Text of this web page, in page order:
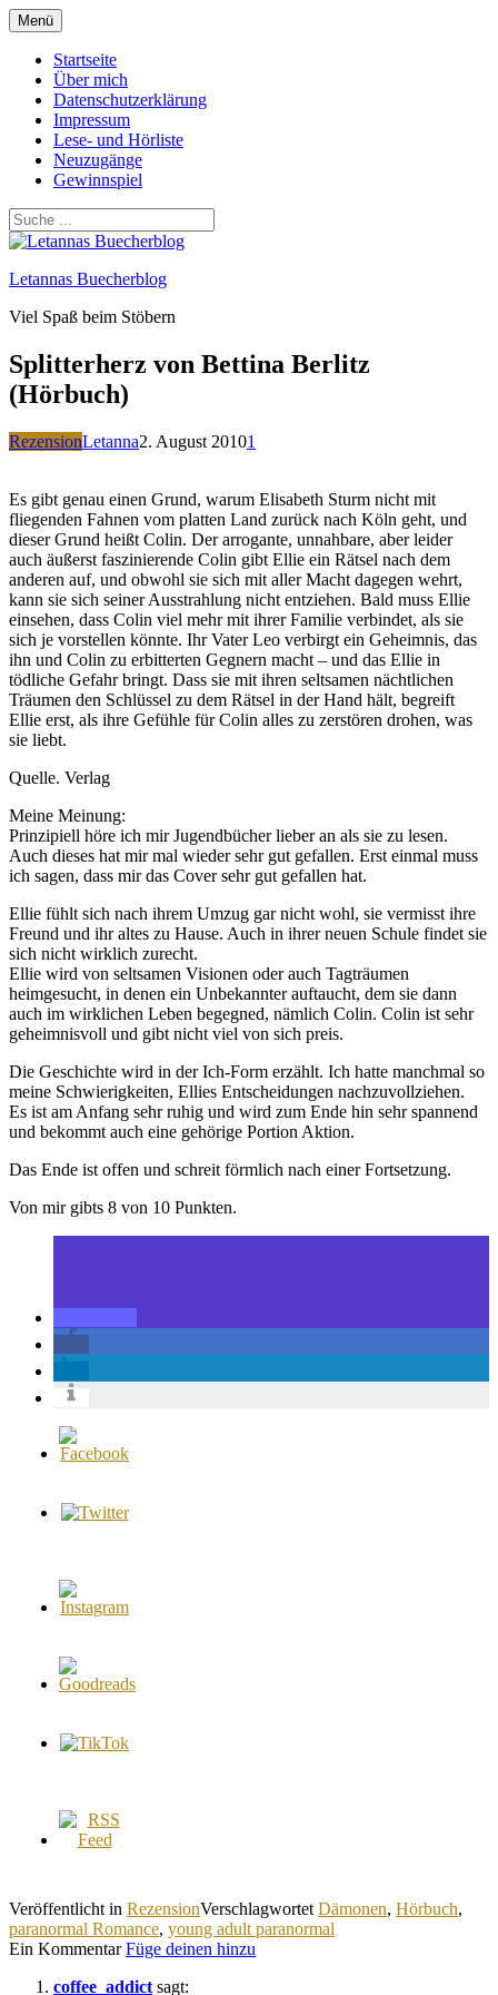
Zum
Inhalt
springen
Menü
Startseite
Über mich
Datenschutzerklärung
Impressum
Lese- und Hörliste
Neuzugänge
Gewinnspiel
Letannas Buecherblog
Viel Spaß beim Stöbern
Splitterherz von Bettina Berlitz
(Hörbuch)
RezensionLetanna2. August 20101
Es gibt genau einen Grund, warum Elisabeth Sturm nicht mit
fliegenden Fahnen vom platten Land zurück nach Köln geht, und
dieser Grund heißt Colin. Der arrogante, unnahbare, aber leider
auch äußerst faszinierende Colin gibt Ellie ein Rätsel nach dem
anderen auf, und obwohl sie sich mit aller Macht dagegen wehrt,
kann sie sich seiner Ausstrahlung nicht entziehen. Bald muss Ellie
einsehen, dass Colin viel mehr mit ihrer Familie verbindet, als sie
sich je vorstellen könnte. Ihr Vater Leo verbirgt ein Geheimnis, das
ihn und Colin zu erbitterten Gegnern macht – und das Ellie in
tödliche Gefahr bringt. Dass sie mit ihren seltsamen nächtlichen
Träumen den Schlüssel zu dem Rätsel in der Hand hält, begreift
Ellie erst, als ihre Gefühle für Colin alles zu zerstören drohen, was
sie liebt.
Quelle. Verlag
Meine Meinung:
Prinzipiell höre ich mir Jugendbücher lieber an als sie zu lesen.
Auch dieses hat mir mal wieder sehr gut gefallen. Erst einmal muss
ich sagen, dass mir das Cover sehr gut gefallen hat.
Ellie fühlt sich nach ihrem Umzug gar nicht wohl, sie vermisst ihre
Freund und ihr altes zu Hause. Auch in ihrer neuen Schule findet sie
sich nicht wirklich zurecht.
Ellie wird von seltsamen Visionen oder auch Tagträumen
heimgesucht, in denen ein Unbekannter auftaucht, dem sie dann
auch im wirklichen Leben begegned, nämlich Colin. Colin ist sehr
geheimnisvoll und gibt nicht viel von sich preis.
Die Geschichte wird in der Ich-Form erzählt. Ich hatte manchmal so
meine Schwierigkeiten, Ellies Entscheidungen nachzuvollziehen.
Es ist am Anfang sehr ruhig und wird zum Ende hin sehr spannend
und bekommt auch eine gehörige Portion Aktion.
Das Ende ist offen und schreit förmlich nach einer Fortsetzung.
Von mir gibts 8 von 10 Punkten.
Veröffentlicht in RezensionVerschlagwortet Dämonen, Hörbuch,
paranormal Romance, young adult paranormal
Ein KommentarFüge deinen hinzu
coffee_addict sagt: